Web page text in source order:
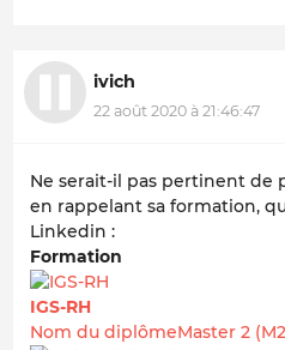
ivich
22 août 2020 à 21:46:47
Ne serait-il pas pertinent de
en rappelant sa formation,
Linkedin :
Formation
IGS-RH
Nom du diplômeMaster 2